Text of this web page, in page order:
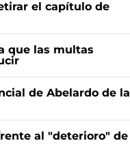
el capítulo de
que las multas
de Abelardo de la
al "deterioro" de